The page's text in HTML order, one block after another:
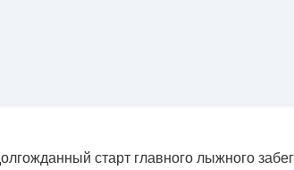
старт главного лыжного